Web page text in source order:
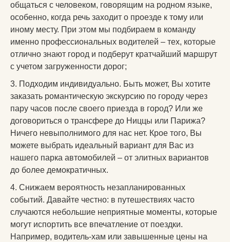
общаться с человеком, говорящим на родном языке,
особенно, когда речь заходит о проезде к тому или
иному месту. При этом мы подбираем в команду
именно профессиональных водителей – тех, которые
отлично знают город и подберут кратчайший маршрут
с учетом загруженности дорог;
3. Подходим индивидуально. Быть может, Вы хотите
заказать романтическую экскурсию по городу через
пару часов после своего приезда в город? Или же
договориться о трансфере до Ниццы или Парижа?
Ничего невыполнимого для нас нет. Крое того, Вы
можете выбрать идеальный вариант для Вас из
нашего парка автомобилей – от элитных вариантов
до более демократичных.
4. Снижаем вероятность незапланированных
событий. Давайте честно: в путешествиях часто
случаются небольшие неприятные моменты, которые
могут испортить все впечатление от поездки.
Например, водитель-хам или завышенные цены на